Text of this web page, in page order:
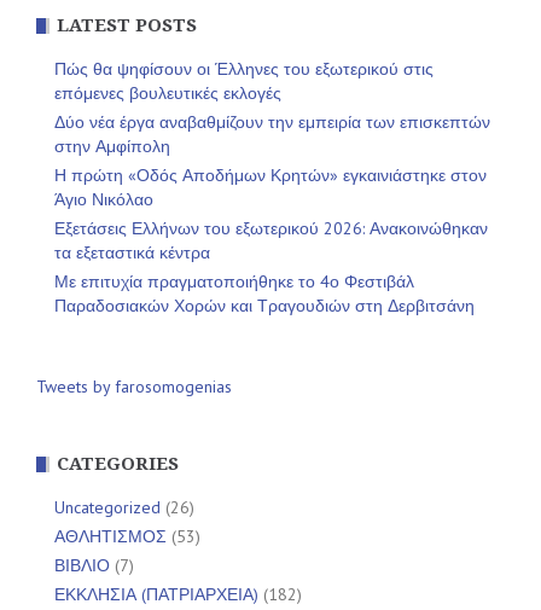
LATEST POSTS
Πώς θα ψηφίσουν οι Έλληνες του εξωτερικού στις
επόμενες βουλευτικές εκλογές
Δύο νέα έργα αναβαθμίζουν την εμπειρία των επισκεπτών
στην Αμφίπολη
Η πρώτη «Οδός Αποδήμων Κρητών» εγκαινιάστηκε στον
Άγιο Νικόλαο
Εξετάσεις Ελλήνων του εξωτερικού 2026: Ανακοινώθηκαν
τα εξεταστικά κέντρα
Με επιτυχία πραγματοποιήθηκε το 4ο Φεστιβάλ
Παραδοσιακών Χορών και Τραγουδιών στη Δερβιτσάνη
Tweets by farosomogenias
CATEGORIES
Uncategorized (26)
ΑΘΛΗΤΙΣΜΟΣ (53)
ΒΙΒΛΙΟ (7)
ΕΚΚΛΗΣΙΑ (ΠΑΤΡΙΑΡΧΕΙΑ) (182)